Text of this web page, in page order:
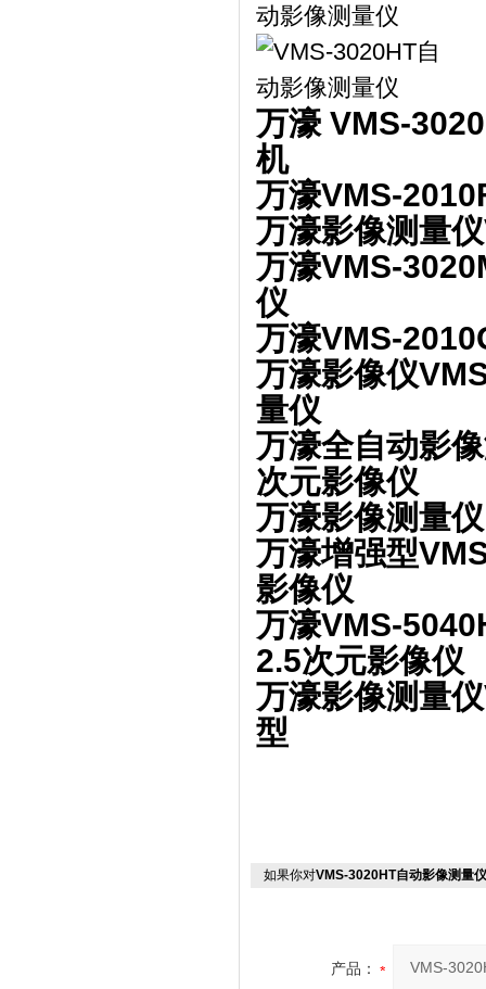
万濠 VMS-
机
万濠VMS-
万濠影像测量
万濠VMS-
仪
万濠VMS-
万濠影像仪
量仪
万濠全自动影
次元影像仪
万濠影像测量
万濠增强型
影像仪
万濠VMS-
2.5次元影像仪
万濠影像测量
型
如果你对VMS-3020HT自动影像测量仪
产品：